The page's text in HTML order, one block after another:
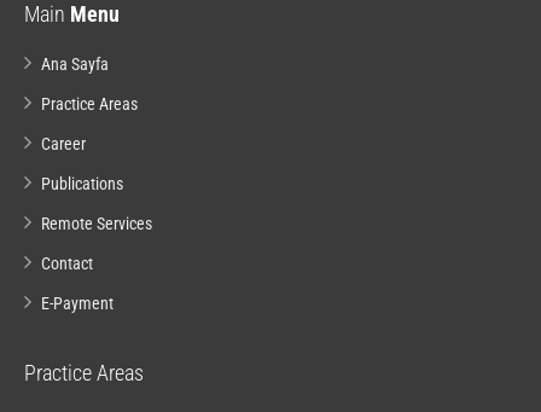
Main Menu
Ana Sayfa
Practice Areas
Career
Publications
Remote Services
Contact
E-Payment
Practice Areas